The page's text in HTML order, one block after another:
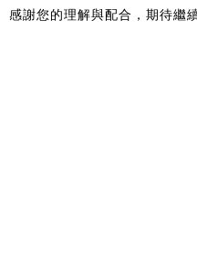
感謝您的理解與配合，期待繼